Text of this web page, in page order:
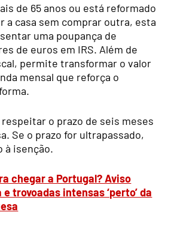
de 65 anos ou está reformado
a casa sem comprar outra, esta
uma poupança de
de euros em IRS. Além de
permite transformar o valor
mensal que reforça o
o prazo de seis meses
Se o prazo for ultrapassado,
à isenção.
chegar a Portugal? Aviso
trovoadas intensas ‘perto’ da